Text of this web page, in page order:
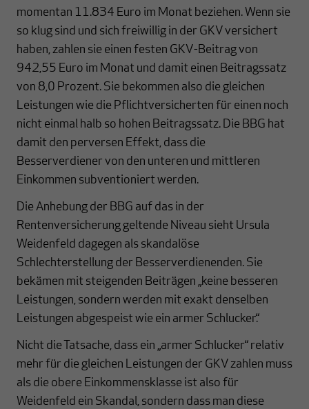
momentan 11.834 Euro im Monat beziehen. Wenn sie
so klug sind und sich freiwillig in der GKV versichert
haben, zahlen sie einen festen GKV-Beitrag von
942,55 Euro im Monat und damit einen Beitragssatz
von 8,0 Prozent. Sie bekommen also die gleichen
Leistungen wie die Pflichtversicherten für einen noch
nicht einmal halb so hohen Beitragssatz. Die BBG hat
damit den perversen Effekt, dass die
Besserverdiener von den unteren und mittleren
Einkommen subventioniert werden.
Die Anhebung der BBG auf das in der
Rentenversicherung geltende Niveau sieht Ursula
Weidenfeld dagegen als skandalöse
Schlechterstellung der Besserverdienenden. Sie
bekämen mit steigenden Beiträgen „keine besseren
Leistungen, sondern werden mit exakt denselben
Leistungen abgespeist wie ein armer Schlucker.“
Nicht die Tatsache, dass ein „armer Schlucker“ relativ
mehr für die gleichen Leistungen der GKV zahlen muss
als die obere Einkommensklasse ist also für
Weidenfeld ein Skandal, sondern dass man diese